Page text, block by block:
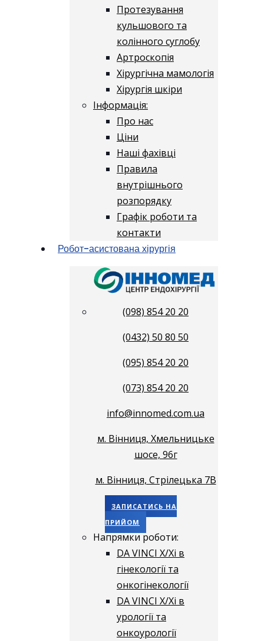
Протезування
кульшового та
колінного суглобу
Артроскопія
Хірургічна мамологія
Хірургія шкіри
Інформація:
Про нас
Ціни
Наші фахівці
Правила
внутрішнього
розпорядку
Графік роботи та
контакти
Робот-асистована хірургія
(098) 854 20 20
(0432) 50 80 50
(095) 854 20 20
(073) 854 20 20
info@innomed.com.ua
м. Вінниця, Хмельницьке
шосе, 96г
м. Вінниця, Стрілецька 7В
ЗАПИСАТИСЬ НА
ПРИЙОМ
Напрямки роботи:
DA VINCI X/Xі в
гінекології та
онкогінекології
DA VINCI X/Xі в
урології та
онкоурології